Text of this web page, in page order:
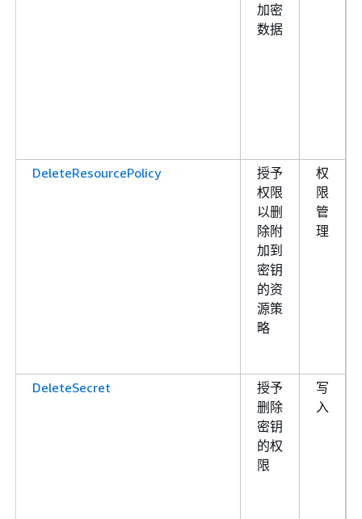
加密
数据
DeleteResourcePolicy
授予
权限
以删
除附
加到
密钥
的资
源策
略
权
限
管
理
DeleteSecret
授予
删除
密钥
的权
限
写
入